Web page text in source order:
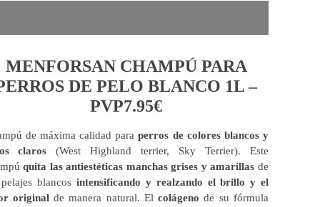
MENFORSAN CHAMPÚ PARA
DE PELO BLANCO 1L –
PVP7.95€
de máxima calidad paraperros de colores blancos y
claros (West Highland terrier, Sky Terrier). Este
quita las antiestéticas manchas grises y amarillas de
blancos intensificando y realzando el brillo y el
originalde manera natural. Elcolágeno de su fórmula